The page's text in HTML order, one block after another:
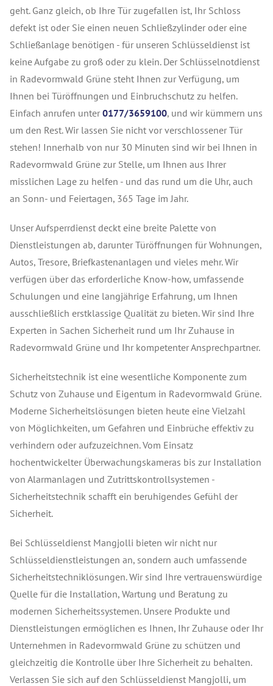
geht. Ganz gleich, ob Ihre Tür zugefallen ist, Ihr Schloss
defekt ist oder Sie einen neuen Schließzylinder oder eine
Schließanlage benötigen - für unseren Schlüsseldienst ist
keine Aufgabe zu groß oder zu klein. Der Schlüsselnotdienst
in Radevormwald Grüne steht Ihnen zur Verfügung, um
Ihnen bei Türöffnungen und Einbruchschutz zu helfen.
Einfach anrufen unter 0177/3659100, und wir kümmern uns
um den Rest. Wir lassen Sie nicht vor verschlossener Tür
stehen! Innerhalb von nur 30 Minuten sind wir bei Ihnen in
Radevormwald Grüne zur Stelle, um Ihnen aus Ihrer
misslichen Lage zu helfen - und das rund um die Uhr, auch
an Sonn- und Feiertagen, 365 Tage im Jahr.
Unser Aufsperrdienst deckt eine breite Palette von
Dienstleistungen ab, darunter Türöffnungen für Wohnungen,
Autos, Tresore, Briefkastenanlagen und vieles mehr. Wir
verfügen über das erforderliche Know-how, umfassende
Schulungen und eine langjährige Erfahrung, um Ihnen
ausschließlich erstklassige Qualität zu bieten. Wir sind Ihre
Experten in Sachen Sicherheit rund um Ihr Zuhause in
Radevormwald Grüne und Ihr kompetenter Ansprechpartner.
Sicherheitstechnik ist eine wesentliche Komponente zum
Schutz von Zuhause und Eigentum in Radevormwald Grüne.
Moderne Sicherheitslösungen bieten heute eine Vielzahl
von Möglichkeiten, um Gefahren und Einbrüche effektiv zu
verhindern oder aufzuzeichnen. Vom Einsatz
hochentwickelter Überwachungskameras bis zur Installation
von Alarmanlagen und Zutrittskontrollsystemen -
Sicherheitstechnik schafft ein beruhigendes Gefühl der
Sicherheit.
Bei Schlüsseldienst Mangjolli bieten wir nicht nur
Schlüsseldienstleistungen an, sondern auch umfassende
Sicherheitstechniklösungen. Wir sind Ihre vertrauenswürdige
Quelle für die Installation, Wartung und Beratung zu
modernen Sicherheitssystemen. Unsere Produkte und
Dienstleistungen ermöglichen es Ihnen, Ihr Zuhause oder Ihr
Unternehmen in Radevormwald Grüne zu schützen und
gleichzeitig die Kontrolle über Ihre Sicherheit zu behalten.
Verlassen Sie sich auf den Schlüsseldienst Mangjolli, um